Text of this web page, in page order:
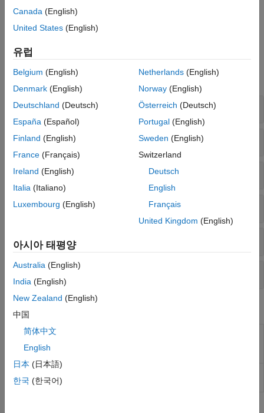
태그를 검색하고 해당 데이터에 대한 읽기 또는 쓰기 작업을
수행할 수 있습니다.
함수
모두 확장
PI 에셋 프레임워크와 통신하기
AF 요소 또는 특성 검색
AF 특성 정보
AF 요소 정보
PI AF 서버에서 데이터 읽기
PI Data Archive와 통신하기
앱
에셋
프레임워크
브라우저
Canada (English)
United States (English)
유럽
Belgium (English)
Denmark (English)
Deutschland (Deutsch)
España (Español)
Finland (English)
France (Français)
Ireland (English)
Italia (Italiano)
Luxembourg (English)
Netherlands(English)
Norway(English)
Österreich (Deutsch)
Portugal(English)
Sweden (English)
Switzerland
Deutsch
English
Français
United Kingdom (English)
아시아 태평양
Australia (English)
India (English)
New Zealand (English)
中国
简体中文
English
日本 (日本語)
한국 (한국어)